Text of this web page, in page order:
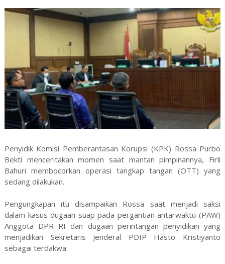
Penyidik Komisi Pemberantasan Korupsi (KPK) Rossa Purbo
Bekti menceritakan momen saat mantan pimpinannya, Firli
Bahuri membocorkan operasi tangkap tangan (OTT) yang
sedang dilakukan.
Pengungkapan itu disampaikan Rossa saat menjadi saksi
dalam kasus dugaan suap pada pergantian antarwaktu (PAW)
Anggota DPR RI dan dugaan perintangan penyidikan yang
menjadikan Sekretaris Jenderal PDIP Hasto Kristiyanto
sebagai terdakwa.